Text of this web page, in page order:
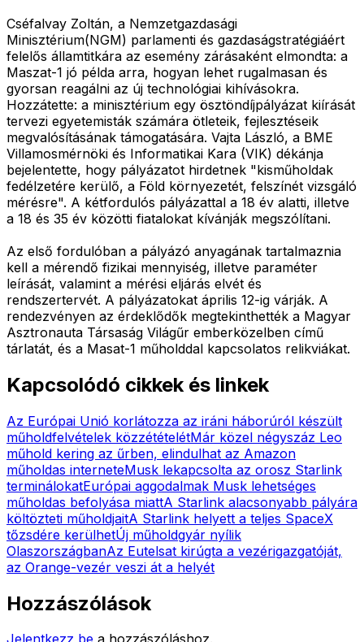
Cséfalvay Zoltán, a Nemzetgazdasági
Minisztérium(NGM) parlamenti és gazdaságstratégiáért
felelős államtitkára az esemény zárásaként elmondta: a
Maszat-1 jó példa arra, hogyan lehet rugalmasan és
gyorsan reagálni az új technológiai kihívásokra.
Hozzátette: a minisztérium egy ösztöndíjpályázat kiírását
tervezi egyetemisták számára ötleteik, fejlesztéseik
megvalósításának támogatására. Vajta László, a BME
Villamosmérnöki és Informatikai Kara (VIK) dékánja
bejelentette, hogy pályázatot hirdetnek "kisműholdak
fedélzetére kerülő, a Föld környezetét, felszínét vizsgáló
mérésre". A kétfordulós pályázattal a 18 év alatti, illetve
a 18 és 35 év közötti fiatalokat kívánják megszólítani.
Az első fordulóban a pályázó anyagának tartalmaznia
kell a mérendő fizikai mennyiség, illetve paraméter
leírását, valamint a mérési eljárás elvét és
rendszertervét. A pályázatokat április 12-ig várják. A
rendezvényen az érdeklődők megtekinthették a Magyar
Asztronauta Társaság Világűr emberközelben című
tárlatát, és a Masat-1 műholddal kapcsolatos relikviákat.
Kapcsolódó cikkek és linkek
Az Európai Unió korlátozza az iráni háborúról készült
műholdfelvételek közzétételétMár közel négyszáz Leo
műhold kering az űrben, elindulhat az Amazon
műholdas interneteMusk lekapcsolta az orosz Starlink
terminálokatEurópai aggodalmak Musk lehetséges
műholdas befolyása miattA Starlink alacsonyabb pályára
költözteti műholdjaitA Starlink helyett a teljes SpaceX
tőzsdére kerülhetÚj műholdgyár nyílik
OlaszországbanAz Eutelsat kirúgta a vezérigazgatóját,
az Orange-vezér veszi át a helyét
Hozzászólások